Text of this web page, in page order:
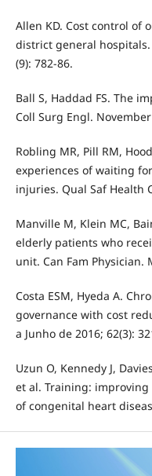
Allen KD. Cost control of
district general hospitals.
(9): 782-86.
Ball S, Haddad FS. The
Coll Surg Engl.
Robling MR, Pill RM,
experiences of waiting
injuries. Qual Saf Health
Manville M, Klein MC,
elderly patients who
unit. Can Fam Physician.
Costa ESM, Hyeda A.
governance with cost
a Junho de 2016; 62(3):
Uzun O, Kennedy J,
et al. Training:
of congenital heart